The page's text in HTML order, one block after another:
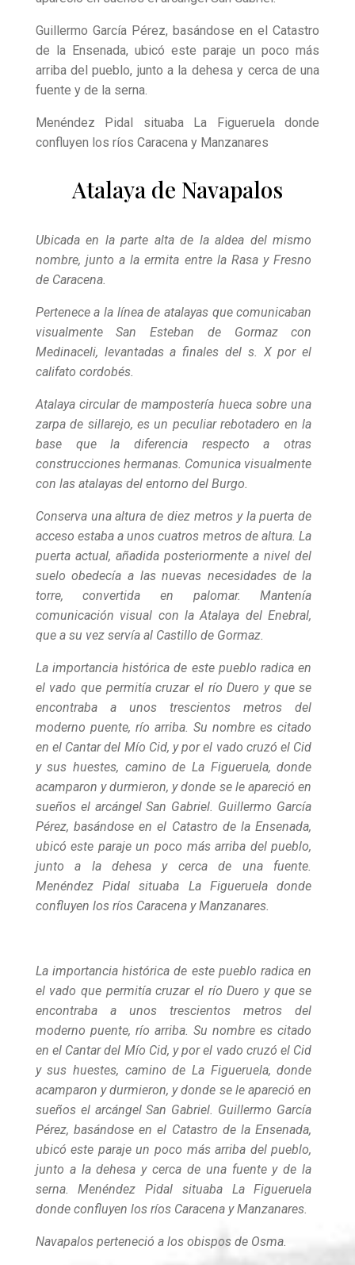
Guillermo García Pérez, basándose en el Catastro
de la Ensenada, ubicó este paraje un poco más
arriba del pueblo, junto a la dehesa y cerca de una
fuente y de la serna.
Menéndez Pidal situaba La Figueruela donde
confluyen los ríos Caracena y Manzanares
Atalaya de Navapalos
Ubicada en la parte alta de la aldea del mismo
nombre, junto a la ermita entre la Rasa y Fresno
de Caracena.
Pertenece a la línea de atalayas que comunicaban
visualmente San Esteban de Gormaz con
Medinaceli, levantadas a finales del s. X por el
califato cordobés.
Atalaya circular de mampostería hueca sobre una
zarpa de sillarejo, es un peculiar rebotadero en la
base que la diferencia respecto a otras
construcciones hermanas. Comunica visualmente
con las atalayas del entorno del Burgo.
Conserva una altura de diez metros y la puerta de
acceso estaba a unos cuatros metros de altura. La
puerta actual, añadida posteriormente a nivel del
suelo obedecía a las nuevas necesidades de la
torre, convertida en palomar. Mantenía
comunicación visual con la Atalaya del Enebral,
que a su vez servía al Castillo de Gormaz.
La importancia histórica de este pueblo radica en
el vado que permitía cruzar el río Duero y que se
encontraba a unos trescientos metros del
moderno puente, río arriba. Su nombre es citado
en el Cantar del Mío Cid, y por el vado cruzó el Cid
y sus huestes, camino de La Figueruela, donde
acamparon y durmieron, y donde se le apareció en
sueños el arcángel San Gabriel. Guillermo García
Pérez, basándose en el Catastro de la Ensenada,
ubicó este paraje un poco más arriba del pueblo,
junto a la dehesa y cerca de una fuente.
Menéndez Pidal situaba La Figueruela donde
confluyen los ríos Caracena y Manzanares.
La importancia histórica de este pueblo radica en
el vado que permitía cruzar el río Duero y que se
encontraba a unos trescientos metros del
moderno puente, río arriba. Su nombre es citado
en el Cantar del Mío Cid, y por el vado cruzó el Cid
y sus huestes, camino de La Figueruela, donde
acamparon y durmieron, y donde se le apareció en
sueños el arcángel San Gabriel. Guillermo García
Pérez, basándose en el Catastro de la Ensenada,
ubicó este paraje un poco más arriba del pueblo,
junto a la dehesa y cerca de una fuente y de la
serna. Menéndez Pidal situaba La Figueruela
donde confluyen los ríos Caracena y Manzanares.
Navapalos perteneció a los obispos de Osma.